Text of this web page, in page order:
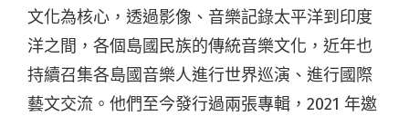
文化為核心，透過影像、音樂記錄太平洋到印度
洋之間，各個島國民族的傳統音樂文化，近年也
持續召集各島國音樂人進行世界巡演、進行國際
藝文交流。他們至今發行過兩張專輯，2021 年邀